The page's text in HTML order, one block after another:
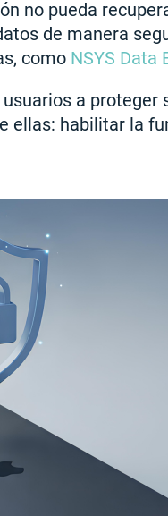
no pueda
de manera
como NSYS Data
a proteger
ellas: habilitar la